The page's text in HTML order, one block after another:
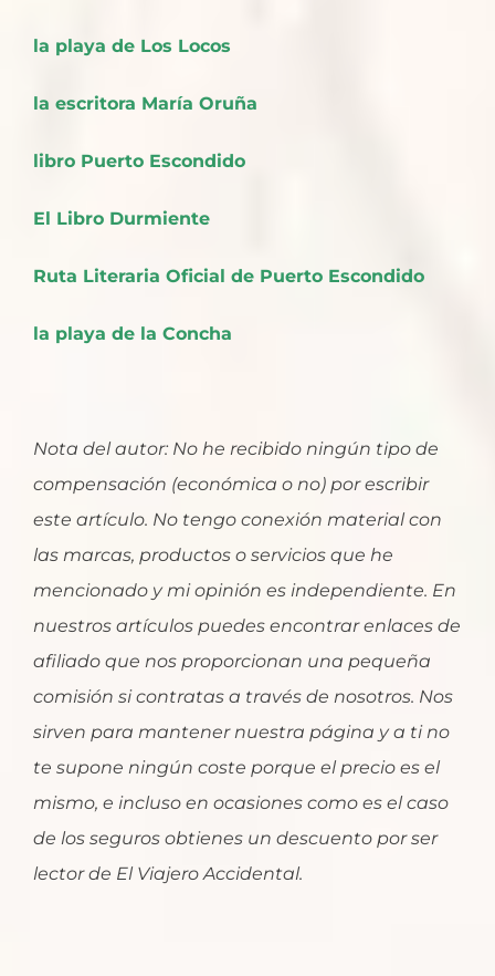
la playa de Los Locos
la escritora María Oruña
libro Puerto Escondido
El Libro Durmiente
Ruta Literaria Oficial de Puerto Escondido
la playa de la Concha
Nota del autor: No he recibido ningún tipo de
compensación (económica o no) por escribir
este artículo. No tengo conexión material con
las marcas, productos o servicios que he
mencionado y mi opinión es independiente. En
nuestros artículos puedes encontrar enlaces de
afiliado que nos proporcionan una pequeña
comisión si contratas a través de nosotros. Nos
sirven para mantener nuestra página y a ti no
te supone ningún coste porque el precio es el
mismo, e incluso en ocasiones como es el caso
de los seguros obtienes un descuento por ser
lector de El Viajero Accidental.